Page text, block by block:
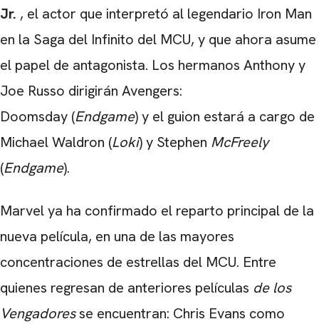
Jr. , el actor que interpretó al legendario Iron Man
en la Saga del Infinito del MCU, y que ahora asume
el papel de antagonista. Los hermanos Anthony y
Joe Russo dirigirán Avengers:
Doomsday (Endgame) y el guion estará a cargo de
Michael Waldron (Loki) y Stephen McFreely
(Endgame).
Marvel ya ha confirmado el reparto principal de la
nueva película, en una de las mayores
concentraciones de estrellas del MCU. Entre
quienes regresan de anteriores películas de los
Vengadoresse encuentran: Chris Evans como
CARREGANDO PUBLICIDADE